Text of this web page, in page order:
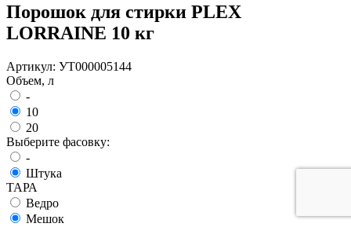
Порошок для стирки PLEX
LORRAINE 10 кг
Артикул: УТ000005144
Объем, л
-
10
20
Выберите фасовку:
-
Штука
ТАРА
Ведро
Мешок